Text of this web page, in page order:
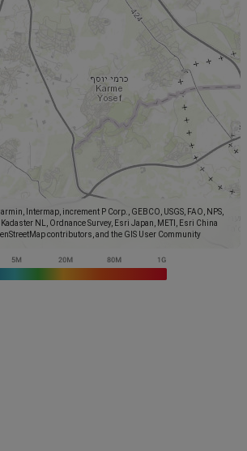
Intermap, increment P Corp., GEBCO, USGS, FAO, NPS,
NL, Ordnance Survey, Esri Japan, METI, Esri China
contributors, and the GIS User Community